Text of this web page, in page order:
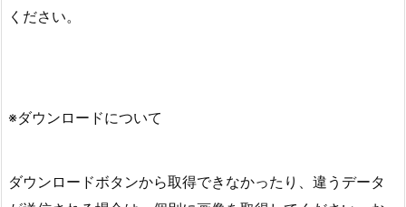
ください。
※ダウンロードについて
ダウンロードボタンから取得できなかったり、違うデータ